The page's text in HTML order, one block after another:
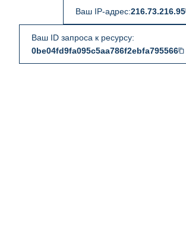
Ваш IP-адрес:216.73.216.95
Ваш ID запроса к ресурсу:
0be04fd9fa095c5aa786f2ebfa795566